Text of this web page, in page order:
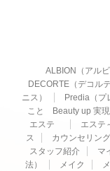
ALBION（アルビ
DECORTE（デコルテ
ニス）
Predia（プ
こと Beauty up 実
エステ
エステ
ス
カウンセリング
スタッフ紹介
マ
法）
メイク